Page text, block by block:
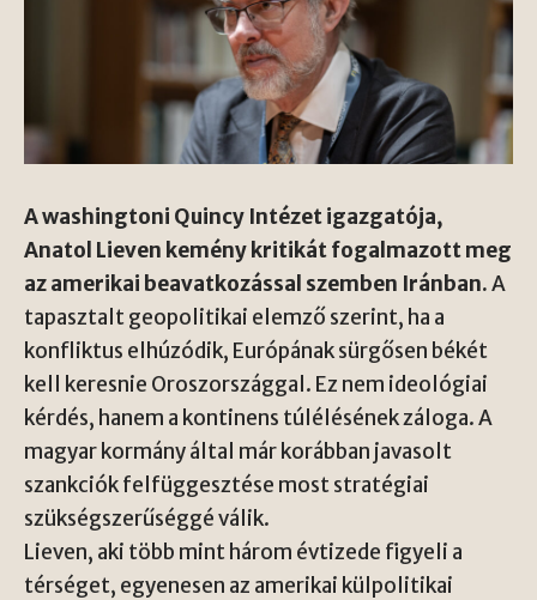
A washingtoni Quincy Intézet igazgatója,
Anatol Lieven kemény kritikát fogalmazott meg
az amerikai beavatkozással szemben Iránban.A
tapasztalt geopolitikai elemző szerint, ha a
konfliktus elhúzódik, Európának sürgősen békét
kell keresnie Oroszországgal. Ez nem ideológiai
kérdés, hanem a kontinens túlélésének záloga. A
magyar kormány által már korábban javasolt
szankciók felfüggesztése most stratégiai
szükségszerűséggé válik.
Lieven, aki több mint három évtizede figyeli a
térséget, egyenesen az amerikai külpolitikai